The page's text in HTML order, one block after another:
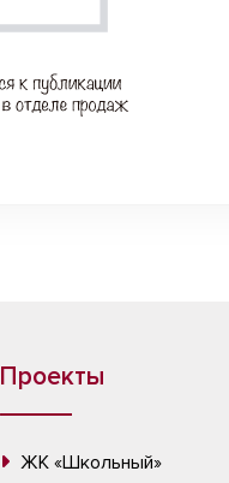
Проекты
ЖК «Школьный»